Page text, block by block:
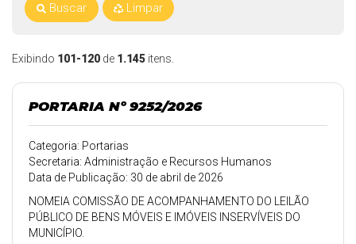
Exibindo 101-120 de 1.145 itens.
PORTARIA Nº 9252/2026
Categoria: Portarias
Secretaria: Administração e Recursos Humanos
Data de Publicação: 30 de abril de 2026
NOMEIA COMISSÃO DE ACOMPANHAMENTO DO LEILÃO
PÚBLICO DE BENS MÓVEIS E IMÓVEIS INSERVÍVEIS DO
MUNICÍPIO.
Buscar Limpar